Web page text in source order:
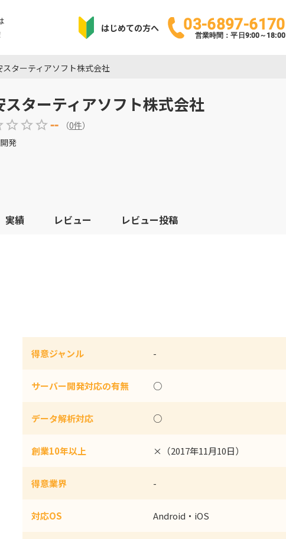
はじめての方へ 03-6897-6170
営業時間：平日9:00～18:00
スターティアソフト株式会社
スターティアソフト株式会社
-- （0件）
発
実績 レビュー レビュー投稿
得意ジャンル -
サーバー開発対応の有無 ○
データ解析対応 ○
創業10年以上 ×（2017年11月10日）
得意業界 -
対応OS Android・iOS